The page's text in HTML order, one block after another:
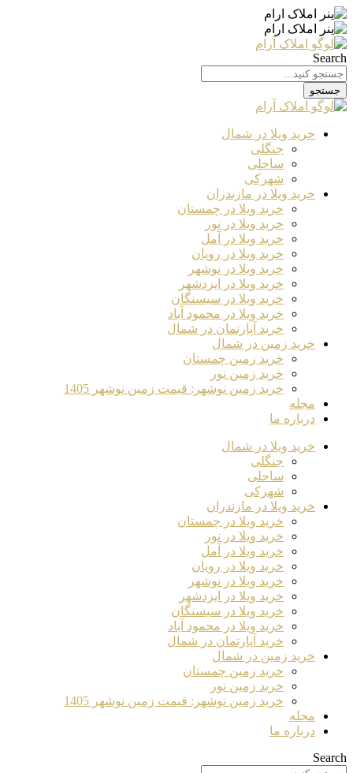
Search
جستجو
خرید ویلا در شمال
جنگلی
ساحلی
شهرکی
خرید ویلا در مازندران
خرید ویلا در چمستان
خرید ویلا در نور
خرید ویلا در آمل
خرید ویلا در رویان
خرید ویلا در نوشهر
خرید ویلا در ایزدشهر
خرید ویلا در سیسنگان
خرید ویلا در محمود آباد
خرید آپارتمان در شمال
خرید زمین در شمال
خرید زمین چمستان
خرید زمین نور
خرید زمین نوشهر: قیمت زمین نوشهر 1405
مجله
درباره ما
خرید ویلا در شمال
جنگلی
ساحلی
شهرکی
خرید ویلا در مازندران
خرید ویلا در چمستان
خرید ویلا در نور
خرید ویلا در آمل
خرید ویلا در رویان
خرید ویلا در نوشهر
خرید ویلا در ایزدشهر
خرید ویلا در سیسنگان
خرید ویلا در محمود آباد
خرید آپارتمان در شمال
خرید زمین در شمال
خرید زمین چمستان
خرید زمین نور
خرید زمین نوشهر: قیمت زمین نوشهر 1405
مجله
درباره ما
Search